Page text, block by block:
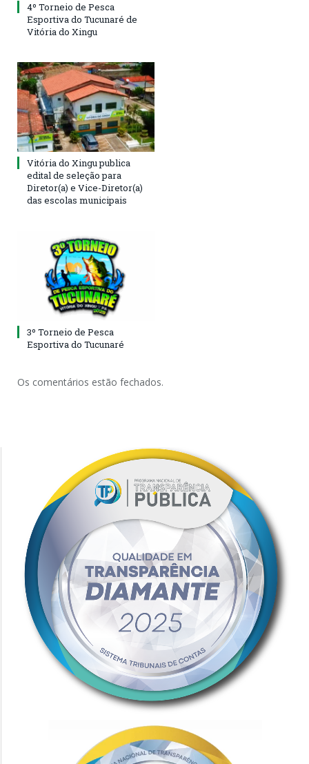
4º Torneio de Pesca
Esportiva do Tucunaré de
Vitória do Xingu
Vitória do Xingu publica
edital de seleção para
Diretor(a) e Vice-Diretor(a)
das escolas municipais
3º Torneio de Pesca
Esportiva do Tucunaré
Os comentários estão fechados.